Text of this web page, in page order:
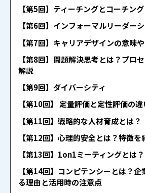
【第5回】ティーチングとコーチング
【第6回】インフォーマルリーダー
【第7回】キャリアデザインの意味
【第8回】問題解決思考とは？プロ
解説
【第9回】ダイバーシティ
【第10回】 定量評価と定性評価の
【第11回】戦略的な人材育成とは？
【第12回】心理的安全とは？特徴
【第13回】1on1ミーティングとは？
【第14回】コンピテンシーとは？
る理由と活用時の注意点